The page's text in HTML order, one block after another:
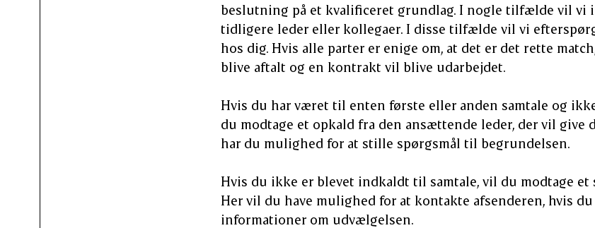
beslutning på et kvalificeret grundlag. I nogle tilfælde vil vi
tidligere leder eller kollegaer. I disse tilfælde vil vi
hos dig. Hvis alle parter er enige om, at det er det rette
blive aftalt og en kontrakt vil blive udarbejdet.
Hvis du har været til enten første eller anden samtale og
du modtage et opkald fra den ansættende leder, der vil give
har du mulighed for at stille spørgsmål til begrundelsen.
Hvis du ikke er blevet indkaldt til samtale, vil du modtage
Her vil du have mulighed for at kontakte afsenderen, hvis
informationer om udvælgelsen.